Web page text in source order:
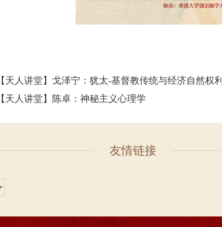
【天人讲堂】戈泽宁：犹太-基督教传统与经济自然权利
【天人讲堂】陈卓：神秘主义心理学
友情链接